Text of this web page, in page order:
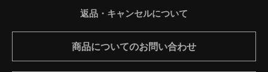
返品・キャンセルについて
商品についてのお問い合わせ